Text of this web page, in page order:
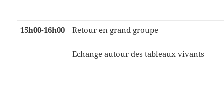
15h00-16h00 Retour en grand groupe
Echange autour des tableaux vivants